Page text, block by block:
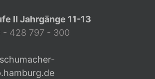
II Jahrgänge 11-13
- 428 797 - 300